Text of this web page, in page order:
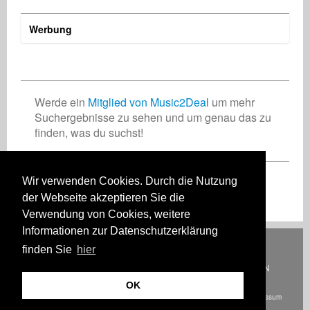
Wir verwenden Cookies. Durch die Nutzung
der Webseite akzeptieren Sie die
Verwendung von Cookies, weitere
Informationen zur Datenschutzerklärung
finden Sie hier
OK
Werbung
Werde ein Mitglied von Music2Deal um mehr
Suchergebnisse zu sehen und um genau das zu
finden, was du suchst!
Registriere Dich jetzt kostenlos!
Português
Türkçe 中文(简体)
HÄUFIG GESTELLTE FRAGEN
© Urheberrecht Music2Deal 2026. Alle Rechte vorbehalten. AGB
Impressum